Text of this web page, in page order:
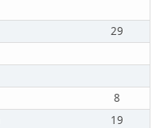
29
8
19